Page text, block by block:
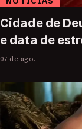
Cidade de
e data de
07 de ago.